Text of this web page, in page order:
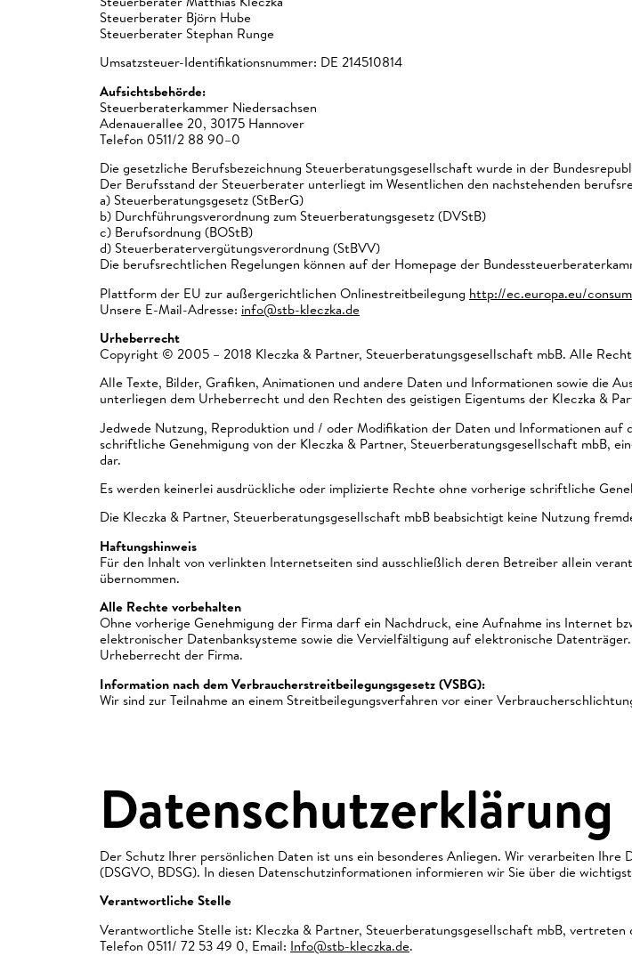
Steuerberater Björn Hube
Steuerberater Stephan Runge
Umsatzsteuer-Identifikationsnummer: DE 214510814
Aufsichtsbehörde:
Steuerberaterkammer Niedersachsen
Adenauerallee 20, 30175 Hannover
Telefon 0511/2 88 90–0
Die gesetzliche Berufsbezeichnung Steuerberatungsgesellschaft wurde in der
Der Berufsstand der Steuerberater unterliegt im Wesentlichen den nachstehenden
a) Steuerberatungsgesetz (StBerG)
b) Durchführungsverordnung zum Steuerberatungsgesetz (DVStB)
c) Berufsordnung (BOStB)
d) Steuerberatervergütungsverordnung (StBVV)
Die berufsrechtlichen Regelungen können auf der Homepage der
Plattform der EU zur außergerichtlichen Onlinestreitbeilegung http://ec.europa.eu/
Unsere E-Mail-Adresse: info@stb-kleczka.de
Urheberrecht
Copyright © 2005 – 2018 Kleczka & Partner, Steuerberatungsgesellschaft mbB. Alle
Alle Texte, Bilder, Grafiken, Animationen und andere Daten und Informationen sowie die
unterliegen dem Urheberrecht und den Rechten des geistigen Eigentums der Kleczka &
Jedwede Nutzung, Reproduktion und / oder Modifikation der Daten und Informationen
schriftliche Genehmigung von der Kleczka & Partner, Steuerberatungsgesellschaft mbB,
dar.
Es werden keinerlei ausdrückliche oder implizierte Rechte ohne vorherige schriftliche
Die Kleczka & Partner, Steuerberatungsgesellschaft mbB beabsichtigt keine Nutzung
Haftungshinweis
Für den Inhalt von verlinkten Internetseiten sind ausschließlich deren Betreiber allein
übernommen.
Alle Rechte vorbehalten
Ohne vorherige Genehmigung der Firma darf ein Nachdruck, eine Aufnahme ins Internet
elektronischer Datenbanksysteme sowie die Vervielfältigung auf elektronische
Urheberrecht der Firma.
Information nach dem Verbraucherstreitbeilegungsgesetz (VSBG):
Wir sind zur Teilnahme an einem Streitbeilegungsverfahren vor einer
Datenschutzerklärung
Der Schutz Ihrer persönlichen Daten ist uns ein besonderes Anliegen. Wir verarbeiten
(DSGVO, BDSG). In diesen Datenschutzinformationen informieren wir Sie über die
Verantwortliche Stelle
Verantwortliche Stelle ist: Kleczka & Partner, Steuerberatungsgesellschaft mbB,
Telefon 0511/ 72 53 49 0, Email: Info@stb-kleczka.de.